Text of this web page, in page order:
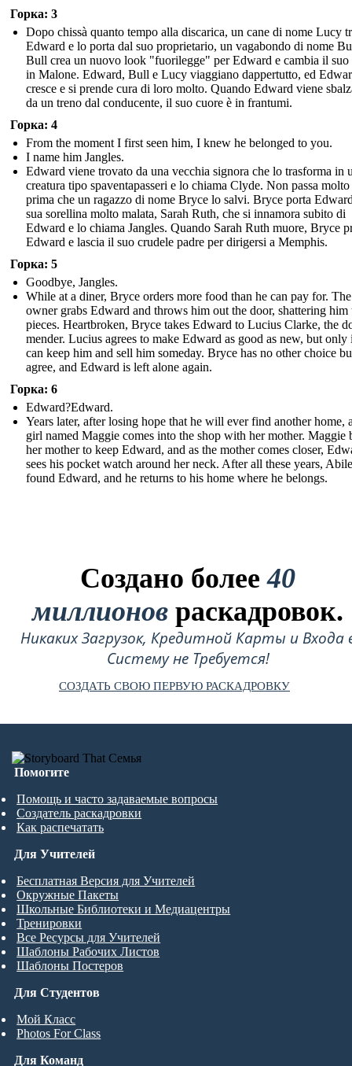
Горка: 3
Dopo chissà quanto tempo alla discarica, un cane di nome Lucy
Edward e lo porta dal suo proprietario, un vagabondo di nome
Bull crea un nuovo look "fuorilegge" per Edward e cambia il suo
in Malone. Edward, Bull e Lucy viaggiano dappertutto, ed
cresce e si prende cura di loro molto. Quando Edward viene
da un treno dal conducente, il suo cuore è in frantumi.
Горка: 4
From the moment I first seen him, I knew he belonged to you.
I name him Jangles.
Edward viene trovato da una vecchia signora che lo trasforma in
creatura tipo spaventapasseri e lo chiama Clyde. Non passa
prima che un ragazzo di nome Bryce lo salvi. Bryce porta
sua sorellina molto malata, Sarah Ruth, che si innamora subito di
Edward e lo chiama Jangles. Quando Sarah Ruth muore, Bryce
Edward e lascia il suo crudele padre per dirigersi a Memphis.
Горка: 5
Goodbye, Jangles.
While at a diner, Bryce orders more food than he can pay for. The
owner grabs Edward and throws him out the door, shattering him
pieces. Heartbroken, Bryce takes Edward to Lucius Clarke, the
mender. Lucius agrees to make Edward as good as new, but only
can keep him and sell him someday. Bryce has no other choice
agree, and Edward is left alone again.
Горка: 6
Edward?Edward.
Years later, after losing hope that he will ever find another home,
girl named Maggie comes into the shop with her mother. Maggie
her mother to keep Edward, and as the mother comes closer,
sees his pocket watch around her neck. After all these years,
found Edward, and he returns to his home where he belongs.
Создано более40
миллионов раскадровок.
Никаких Загрузок, Кредитной Карты и Входа
Систему не Требуется!
СОЗДАТЬ СВОЮ ПЕРВУЮ РАСКАДРОВКУ
Помогите
Помощь и часто задаваемые вопросы
Создатель раскадровки
Как распечатать
Для Студентов
Мой Класс
Photos For Class
Для Учителей
Бесплатная Версия для Учителей
Окружные Пакеты
Школьные Библиотеки и Медиацентры
Тренировки
Все Ресурсы для Учителей
Шаблоны Рабочих Листов
Шаблоны Постеров
Для Команд